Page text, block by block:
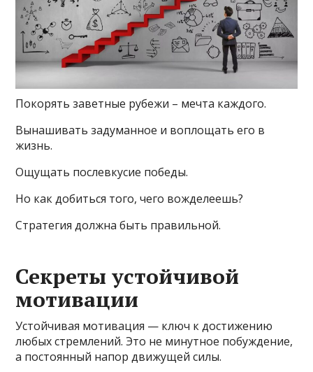
Покорять заветные рубежи – мечта каждого.
Вынашивать задуманное и воплощать его в
жизнь.
Ощущать послевкусие победы.
Но как добиться того, чего вожделеешь?
Стратегия должна быть правильной.
Секреты устойчивой
мотивации
Устойчивая мотивация — ключ к достижению
любых стремлений. Это не минутное побуждение,
а постоянный напор движущей силы.